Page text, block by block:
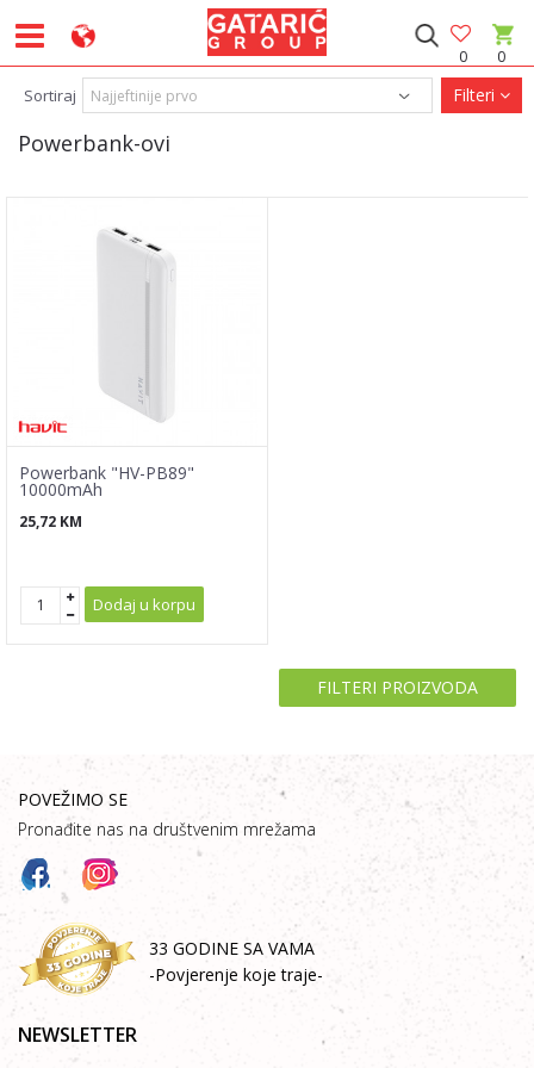
0
0
Powerbank-ovi
Sortiraj Filteri
Powerbank "HV-PB89"
10000mAh
25,72 KM
Dodaj u korpu
FILTERI PROIZVODA
POVEŽIMO SE
Pronađite nas na društvenim mrežama
33 GODINE SA VAMA
-Povjerenje koje traje-
NEWSLETTER